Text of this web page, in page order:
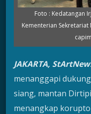
Foto : Kedatangan
Kementerian
JAKARTA,
menanggapi
siang, mantan
menangkap